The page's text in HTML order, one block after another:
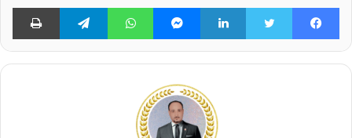
فيسبوك لينكدإن ماسنجر واتساب تيلقرام